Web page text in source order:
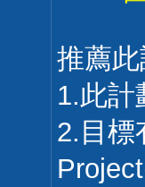
推薦
1.此計
2.目標